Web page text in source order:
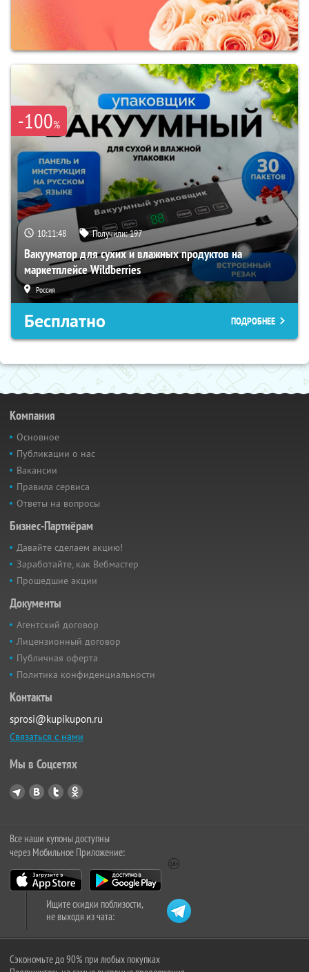
-100%
10:11:47 Получили:197
Вакууматор для сухих и влажных продуктов на
маркетплейсе Wildberries
Россия
Бесплатно ПОДРОБНЕЕ
Компания
Основное
Публикации о нас
Вакансии
Правила сервиса
Ответы на вопросы
Бизнес-Партнёрам
Давайте сделаем акцию!
Заработайте, как Вебмастер
Прошедшие акции
Документы
Агентский договор
Лицензионный договор
Публичная оферта
Политика конфиденциальности
Контакты
sprosi@kupikupon.ru
Связаться с нами
Мы в Соцсетях
Все наши купоны доступны
через Мобильное Приложение:
Ищите скидки поблизости,
не выходя из чата:
Сэкономьте до 90% при любых покупках